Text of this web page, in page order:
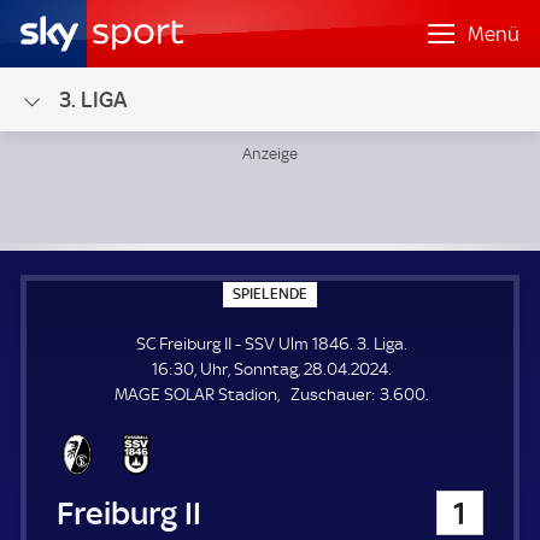
Menü
3. LIGA
SPIELENDE
P
E
L
E
N
SC Freiburg II - SSV Ulm 1846. 3. Liga.
16:30, Uhr, Sonntag, 28.04.2024.
MAGE SOLAR Stadion
Zuschauer: Z
3.600.
SC Freiburg II 1